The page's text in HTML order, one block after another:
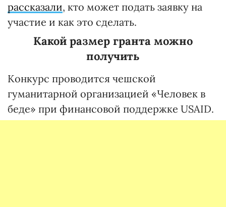
рассказали, кто может подать заявку на
участие и как это сделать.
Какой размер гранта можно
получить
Конкурс проводится чешской
гуманитарной организацией «Человек в
беде» при финансовой поддержке USAID.